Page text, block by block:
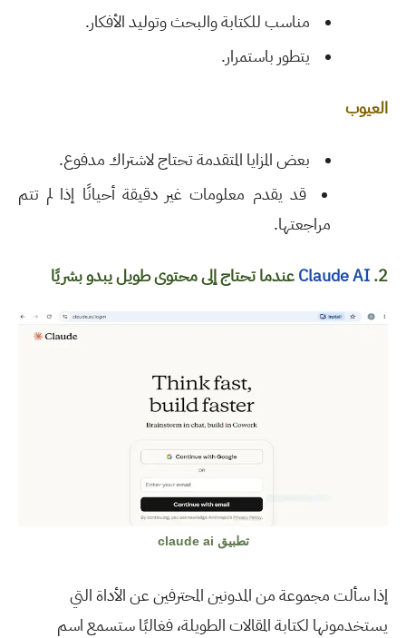
مناسب للكتابة والبحث وتوليد الأفكار.
يتطور باستمرار.
العيوب
بعض المزايا المتقدمة تحتاج لاشتراك مدفوع.
قد يقدم معلومات غير دقيقة أحيانًا إذا لم تتم
مراجعتها.
2.
Claude AIعندما تحتاج إلى محتوى طويل يبدو بشريًا
تطبيق claude ai
إذا سألت مجموعة من المدونين المحترفين عن الأداة التي
يستخدمونها لكتابة المقالات الطويلة، فغالبًا ستسمع اسم